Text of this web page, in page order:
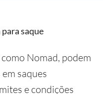
saque
Nomad, podem
saques
e condições